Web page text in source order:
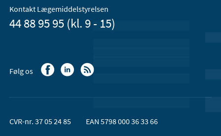
Kontakt Lægemiddelstyrelsen
44 88 95 95 (kl. 9 - 15)
Følg os
CVR-nr. 37 05 24 85 EAN 5798 000 36 33 66